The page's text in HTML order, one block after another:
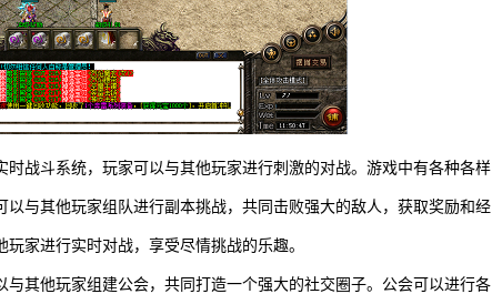
战斗系统，玩家可以与其他玩家进行刺激的对战。游戏中有各种各样
与其他玩家组队进行副本挑战，共同击败强大的敌人，获取奖励和经
家进行实时对战，享受尽情挑战的乐趣。
其他玩家组建公会，共同打造一个强大的社交圈子。公会可以进行各